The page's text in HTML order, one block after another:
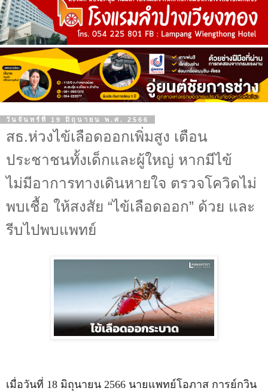
วันจันทร์ที่ 19 มิถุนายน พ.ศ. 2566
สธ.ห่วงไข้เลือดออกเพิ่มสูง เตือน
ประชาชนทั้งเด็กและผู้ใหญ่ หากมีไข้
ไม่มีอาการทางเดินหายใจ ตรวจโควิดไม่
พบเชื้อ ให้สงสัย “ไข้เลือดออก” ด้วย และ
รีบไปพบแพทย์
เมื่อวันที่ 18 มิถุนายน 2566 นายแพทย์โอภาส การย์กวิน